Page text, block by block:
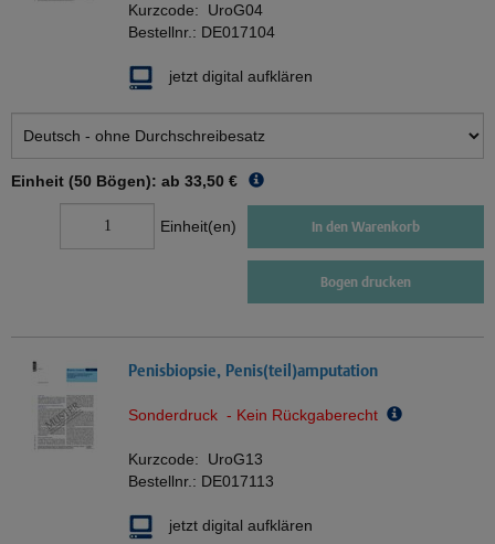
Kurzcode: UroG04
Bestellnr.: DE017104
jetzt digital aufklären
Einheit (50 Bögen): ab 33,50 €
Einheit(en) In den Warenkorb
Bogen drucken
Penisbiopsie, Penis(teil)amputation
Sonderdruck - Kein Rückgaberecht
Kurzcode: UroG13
Bestellnr.: DE017113
jetzt digital aufklären